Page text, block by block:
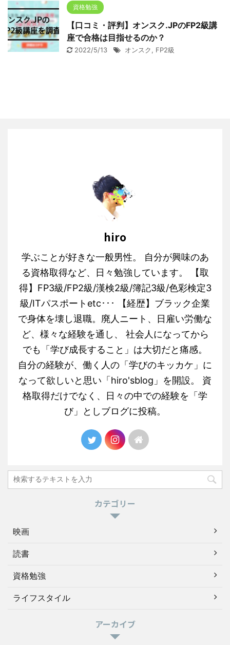
資格勉強
【口コミ・評判】オンスク.JPのFP2級講
座で合格は目指せるのか？
2022/5/13 オンスク, FP2級
hiro
学ぶことが好きな一般男性。 自分が興味のあ
る資格取得など、日々勉強しています。 【取
得】FP3級/FP2級/漢検2級/簿記3級/色彩検定3
級/ITパスポートetc･･･ 【経歴】ブラック企業
で身体を壊し退職。廃人ニート、日雇い労働な
ど、様々な経験を通し、 社会人になってから
でも「学び成長すること」は大切だと痛感。
自分の経験が、働く人の「学びのキッカケ」に
なって欲しいと思い「hiro'sblog」を開設。 資
格取得だけでなく、日々の中での経験を「学
び」としブログに投稿。
カテゴリー
映画
読書
資格勉強
ライフスタイル
アーカイブ